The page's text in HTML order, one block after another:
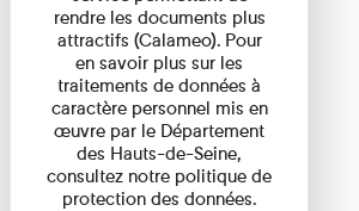
rendre les documents plus
attractifs (Calameo). Pour
en savoir plus sur les
traitements de données à
caractère personnel mis en
œuvre par le Département
des Hauts-de-Seine,
consultez notre politique de
protection des données.